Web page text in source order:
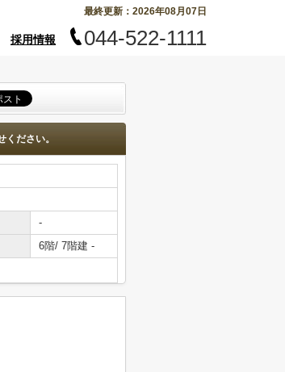
最終更新：2026年08月07日
採用情報 044-522-1111
ださい。
-
6階/ 7階建 -